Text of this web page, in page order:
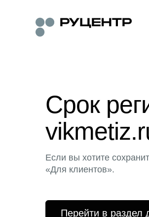
Срок
Если вы хотите
«Для клиентов».
Перейти в раздел